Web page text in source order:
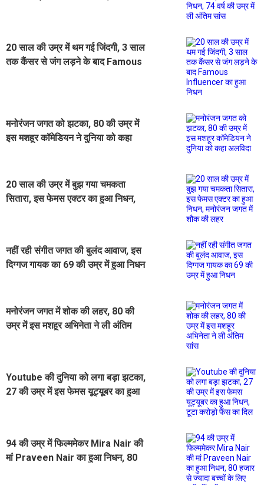
20 साल की उम्र में थम गई जिंदगी, 3 साल
तक कैंसर से जंग लड़ने के बाद Famous
मनोरंजन जगत को झटका, 80 की उम्र में
इस मशहूर कॉमेडियन ने दुनिया को कहा
20 साल की उम्र में बुझ गया चमकता
सितारा, इस फेमस एक्टर का हुआ निधन,
नहीं रही संगीत जगत की बुलंद आवाज, इस
दिग्गज गायक का 69 की उम्र में हुआ निधन
मनोरंजन जगत में शोक की लहर, 80 की
उम्र में इस मशहूर अभिनेता ने ली अंतिम
Youtube की दुनिया को लगा बड़ा झटका,
27 की उम्र में इस फेमस यूट्यूबर का हुआ
94 की उम्र में फिल्ममेकर Mira Nair की
मां Praveen Nair का हुआ निधन, 80